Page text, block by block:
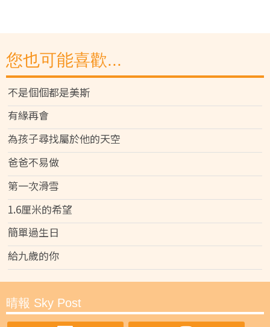
您也可能喜歡...
不是個個都是美斯
有緣再會
為孩子尋找屬於他的天空
爸爸不易做
第一次滑雪
1.6厘米的希望
簡單過生日
給九歲的你
晴報 Sky Post